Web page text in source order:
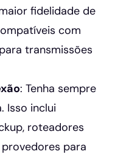
fidelidade de
com
transmissões
: Tenha sempre
Isso inclui
roteadores
para